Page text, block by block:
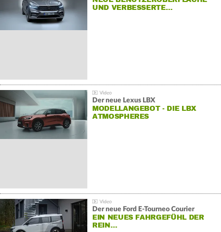
UND VERBESSERTE…
Der neue Lexus LBX
MODELLANGEBOT - DIE LBX
ATMOSPHERES
Der neue Ford E-Tourneo Courier
EIN NEUES FAHRGEFÜHL DER
REIN…